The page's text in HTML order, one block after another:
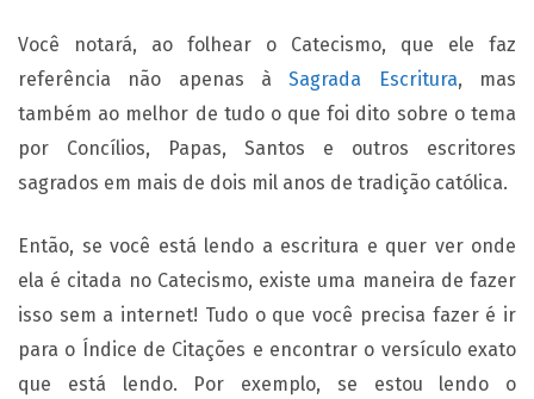
Você notará, ao folhear o Catecismo, que ele faz
referência não apenas àSagrada Escritura, mas
também ao melhor de tudo o que foi dito sobre o tema
por Concílios, Papas, Santos e outros escritores
sagrados em mais de dois mil anos de tradição católica.
Então, se você está lendo a escritura e quer ver onde
ela é citada no Catecismo, existe uma maneira de fazer
isso sem a internet! Tudo o que você precisa fazer é ir
para o Índice de Citações e encontrar o versículo exato
que está lendo. Por exemplo, se estou lendo o